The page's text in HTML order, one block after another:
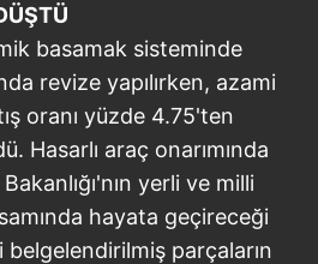
basamak sisteminde
revize yapılırken, azami
oranı yüzde 4.75'ten
Hasarlı araç onarımında
yerli ve milli
hayata geçireceği
parçaların